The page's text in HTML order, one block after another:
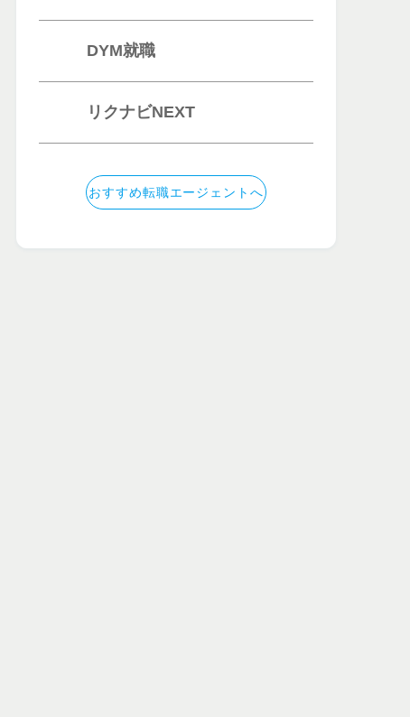
DYM就職
リクナビNEXT
おすすめ転職エージェントへ